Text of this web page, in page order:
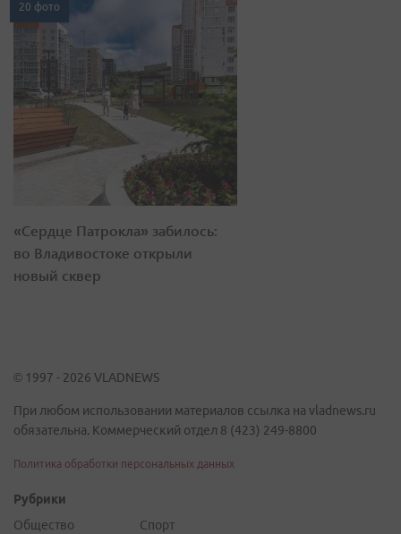
20 фото
«Сердце Патрокла» забилось:
во Владивостоке открыли
новый сквер
© 1997 - 2026 VLADNEWS
При любом использовании материалов ссылка на vladnews.ru
обязательна. Коммерческий отдел 8 (423) 249-8800
Политика обработки персональных данных
Рубрики
Общество
Спорт